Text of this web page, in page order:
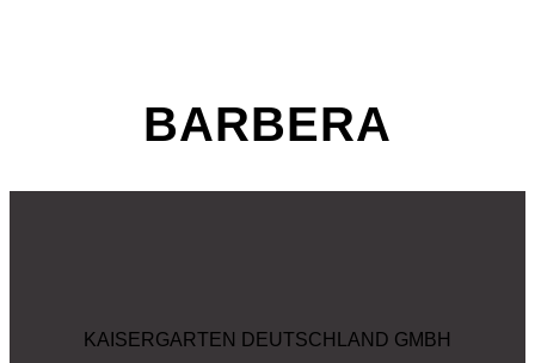
BARBERA
KAISERGARTEN DEUTSCHLAND GMBH